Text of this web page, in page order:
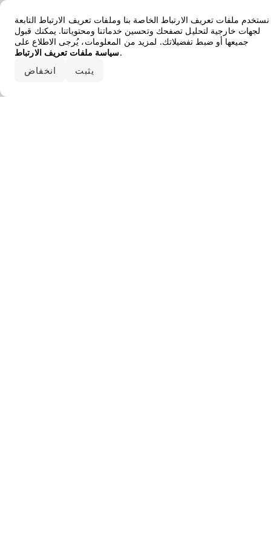
نستخدم ملفات تعريف الارتباط الخاصة بنا وملفات تعريف الارتباط التابعة
لجهات خارجية لتحليل تصفحك وتحسين خدماتنا ومحتوياتنا. يمكنك قبول
جميعها أو ضبط تفضيلاتك. لمزيد من المعلومات، يُرجى الاطلاع على
سياسة ملفات تعريف الارتباط.
انخفاض يثبت
Error loading the brand